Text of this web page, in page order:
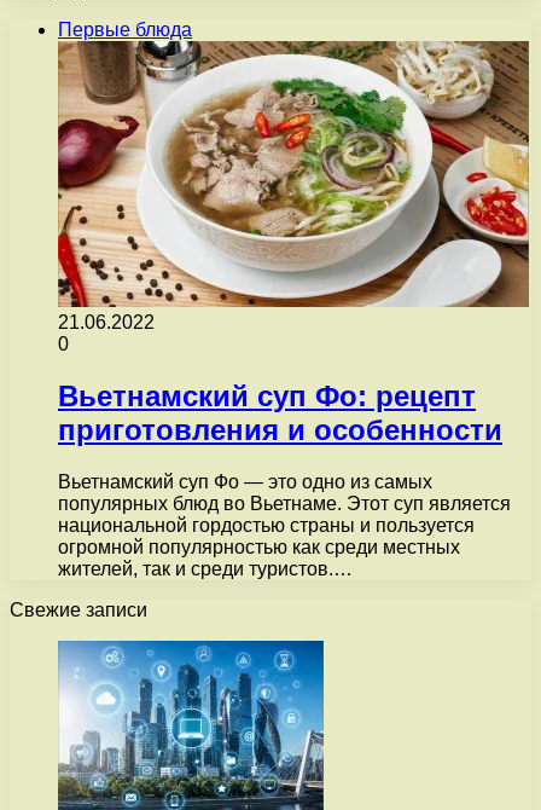
Первые блюда
21.06.2022
0
Вьетнамский суп Фо: рецепт
приготовления и особенности
Вьетнамский суп Фо — это одно из самых
популярных блюд во Вьетнаме. Этот суп является
национальной гордостью страны и пользуется
огромной популярностью как среди местных
жителей, так и среди туристов.…
Свежие записи